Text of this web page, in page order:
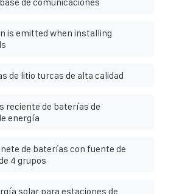
is emitted when installing
de litio turcas de alta calidad
reciente de baterías de
energía
de baterías con fuente de
4 grupos
solar para estaciones de